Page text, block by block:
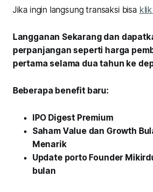
Jika ingin langsung transaksi bisa
Langganan Sekarang dan
perpanjangan seperti harga
pertama selama dua tahun ke
Beberapa benefit baru:
IPO Digest Premium
Saham Value dan Growth
Menarik
Update porto Founder
bulan